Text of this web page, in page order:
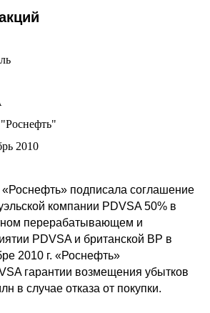
2010
«Роснефть» подписала соглашение
компании PDVSA 50% в
перерабатывающем и
PDVSA и британской ВР в
2010 г. «Роснефть»
гарантии возмещения убытков
в случае отказа от покупки.